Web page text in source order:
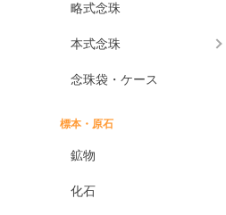
略式念珠
本式念珠
念珠袋・ケース
標本・原石
鉱物
化石